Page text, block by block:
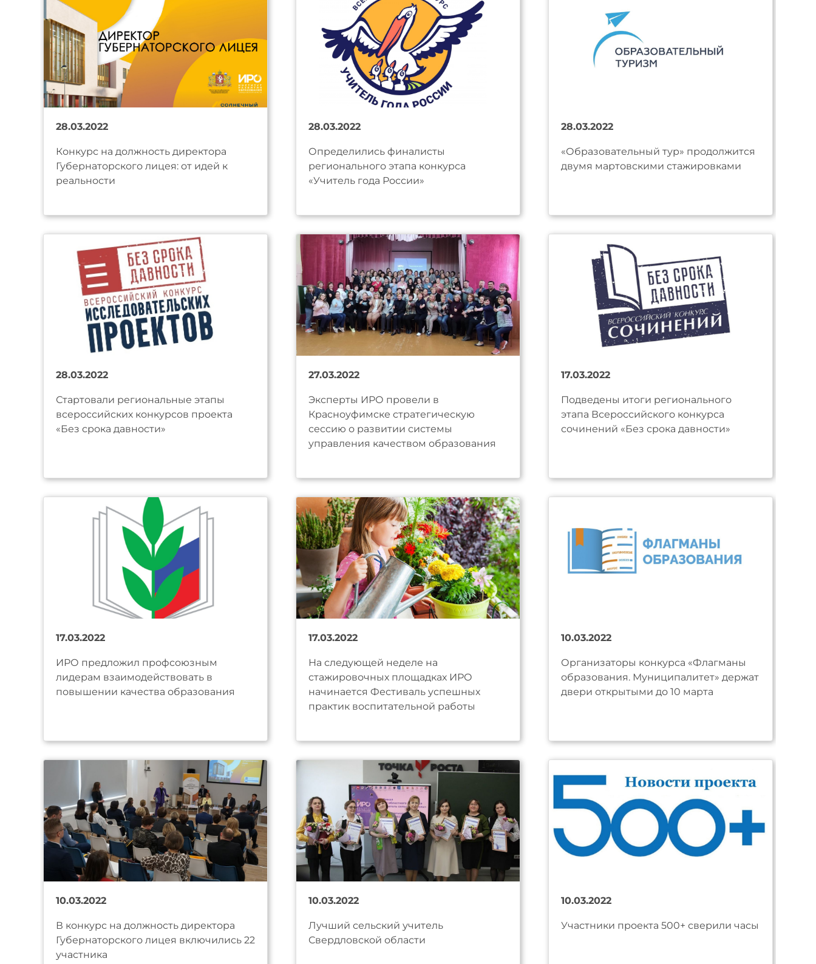
28.03.2022
Конкурс на должность директора
Губернаторского лицея: от идей к
реальности
28.03.2022
Определились финалисты
регионального этапа конкурса
«Учитель года России»
28.03.2022
«Образовательный тур» продолжится
двумя мартовскими стажировками
28.03.2022
Стартовали региональные этапы
всероссийских конкурсов проекта
«Без срока давности»
27.03.2022
Эксперты ИРО провели в
Красноуфимске стратегическую
сессию о развитии системы
управления качеством образования
17.03.2022
Подведены итоги регионального
этапа Всероссийского конкурса
сочинений «Без срока давности»
17.03.2022
ИРО предложил профсоюзным
лидерам взаимодействовать в
повышении качества образования
17.03.2022
На следующей неделе на
стажировочных площадках ИРО
начинается Фестиваль успешных
практик воспитательной работы
10.03.2022
Организаторы конкурса «Флагманы
образования. Муниципалитет» держат
двери открытыми до 10 марта
10.03.2022
В конкурс на должность директора
Губернаторского лицея включились 22
участника
10.03.2022
Лучший сельский учитель
Свердловской области
10.03.2022
Участники проекта 500+ сверили часы